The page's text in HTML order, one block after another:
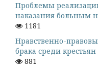
Проблемы
наказания больным
1181
Нравственно-
брака среди
881